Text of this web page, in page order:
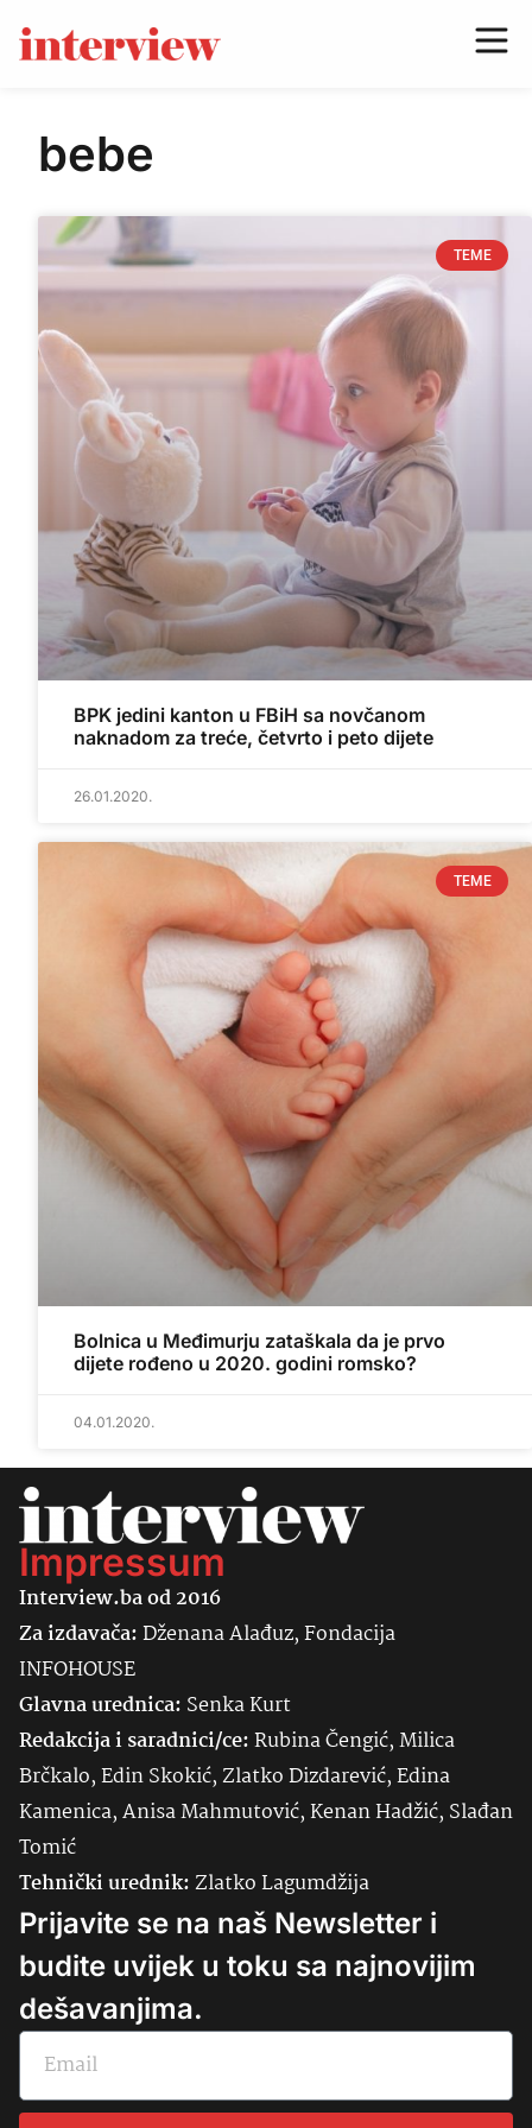
bebe
TEME
BPK jedini kanton u FBiH sa novčanom
naknadom za treće, četvrto i peto dijete
26.01.2020.
TEME
Bolnica u Međimurju zataškala da je prvo
dijete rođeno u 2020. godini romsko?
04.01.2020.
Impressum
Interview.ba od 2016
Za izdavača:Dženana Alađuz, Fondacija
INFOHOUSE
Glavna urednica: SenkaKurt
Redakcija i saradnici/ce:Rubina Čengić, Milica
Brčkalo, Edin Skokić, Zlatko Dizdarević, Edina
Kamenica, Anisa Mahmutović, Kenan Hadžić, Slađan
Tomić
Tehnički urednik:Zlatko Lagumdžija
Prijavite se na naš Newsletter i
budite uvijek u toku sa najnovijim
dešavanjima.